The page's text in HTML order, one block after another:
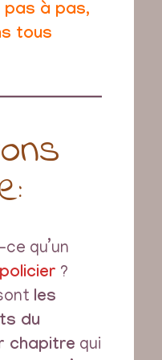
pas à pas,
tous
qu’un
?
les
du
chapitre qui